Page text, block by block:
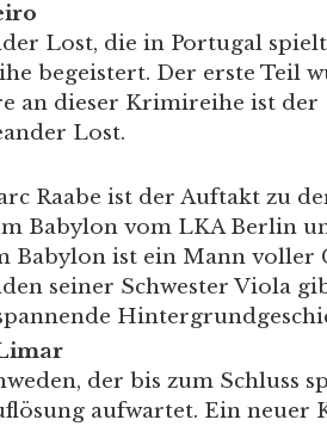
Lost, die in Portugal
begeistert. Der erste Teil
an dieser Krimireihe ist der
Lost.
Raabe ist der Auftakt zu
Babylon vom LKA Berlin
Babylon ist ein Mann voller
seiner Schwester Viola
der bis zum Schluss
aufwartet. Ein neuer